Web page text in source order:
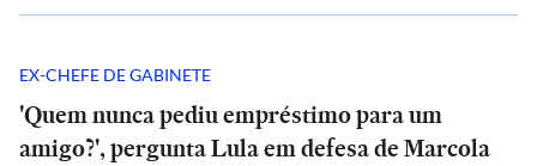
EX-CHEFE DE GABINETE
'Quem nunca pediu empréstimo para um
amigo?', pergunta Lula em defesa de Marcola